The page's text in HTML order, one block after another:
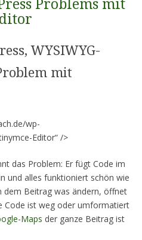
Problems mit
WYSIWYG-
mit
wp-
Editor“ />
das Problem: Er fügt Code im
und alles funktioniert schön wie
dem Beitrag was ändern, öffnet
Code ist weg oder umformatiert
Maps der ganze Beitrag ist